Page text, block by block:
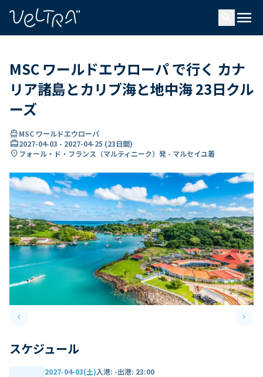
menu
MSC ワールドエウローパ で行く カナ
リア諸島とカリブ海と地中海 23日クル
ーズ
directions_boatMSC ワールドエウローパ
card_travel2027-04-03 - 2027-04-25 (23日間)
location_onフォール・ド・フランス（マルティニーク）発 - マルセイユ着
keyboard_arrow_leftPrevious slide keyboard_arrow_right
スケジュール
2027-04-03(土)入港: -出港: 23:00